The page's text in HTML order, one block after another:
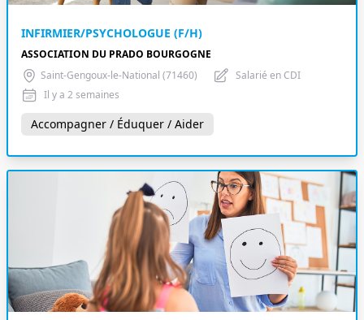
INFIRMIER/PSYCHOLOGUE (F/H)
ASSOCIATION DU PRADO BOURGOGNE
Saint-Gengoux-le-National (71460)
Salarié en CDI
Il y a 2 semaines
Accompagner / Éduquer / Aider